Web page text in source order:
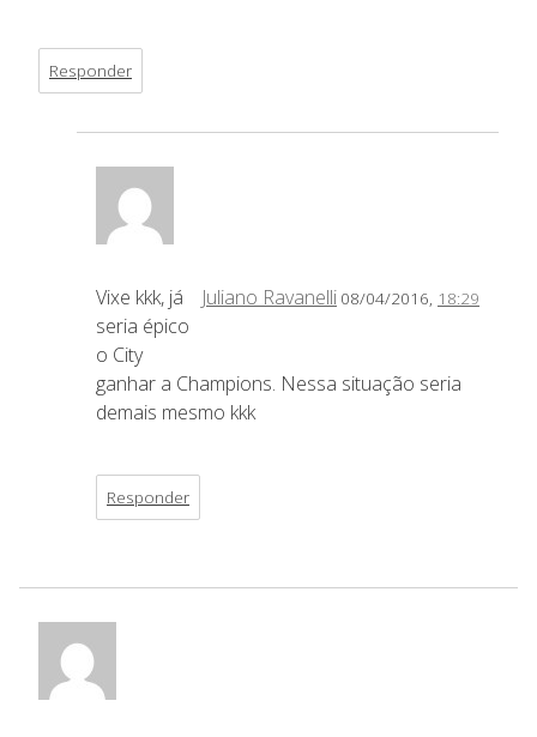
Responder
Juliano Ravanelli 08/04/2016, 18:29
Vixe kkk, já
seria épico
o City
ganhar a Champions. Nessa situação seria
demais mesmo kkk
Responder